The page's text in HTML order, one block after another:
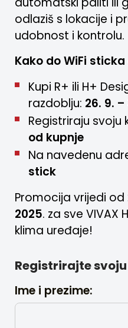
odlaziš s lokacije i
udobnost i kontrolu.
Kako do WiFi
Kupi R+ ili H+
razdoblju: 26. 9. –
Registriraju svoju
od kupnje
Na navedenu
stick
Promocija vrijedi od
2025. za sve VIVAX
klima uređaje!
Registrirajte
Ime i prezime:
Alternative: